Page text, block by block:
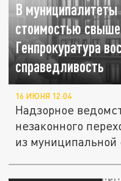
В муниципалитеты
стоимостью
Генпрокуратура
справедливость
16 ИЮНЯ 12:04
Надзорное
незаконного
из муниципальной
Росреестр: